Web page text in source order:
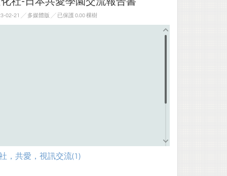
02-21 ╱ 多媒體版 ╱ 已保護 0.00 棵樹
，共愛，視訊交流(1)